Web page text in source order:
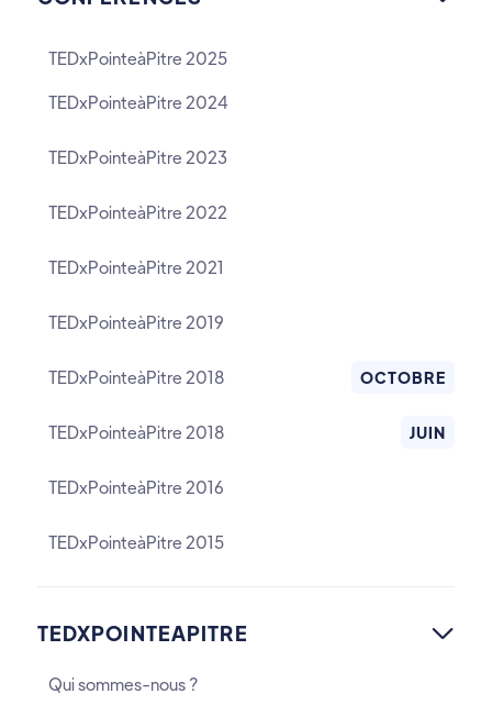
TEDxPointeàPitre 2025
TEDxPointeàPitre 2024
TEDxPointeàPitre 2023
TEDxPointeàPitre 2022
TEDxPointeàPitre 2021
TEDxPointeàPitre 2019
TEDxPointeàPitre 2018 OCTOBRE
TEDxPointeàPitre 2018 JUIN
TEDxPointeàPitre 2016
TEDxPointeàPitre 2015
TEDXPOINTEAPITRE 
Qui sommes-nous ?